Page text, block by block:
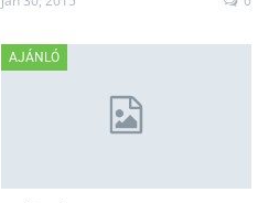
AJÁNLÓ